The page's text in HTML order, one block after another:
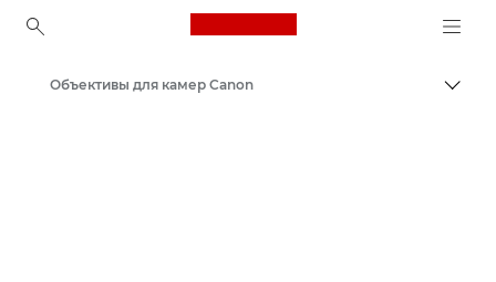
Canon Logo, back to
Объективы для камер Canon